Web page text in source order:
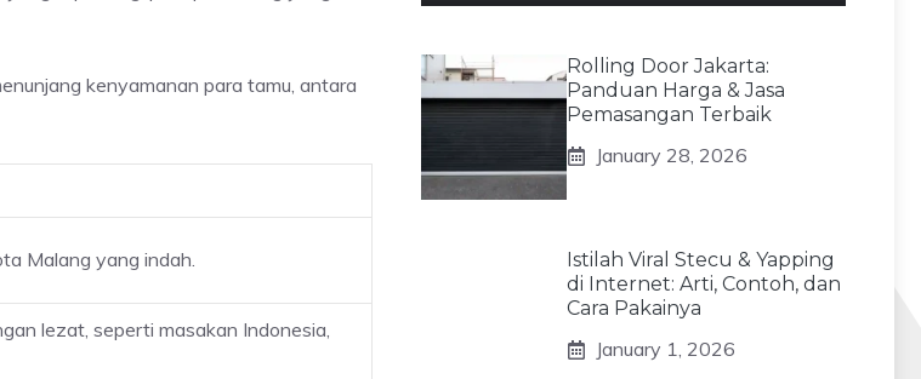
kenyamanan para tamu, antara
Malang yang indah.
lezat, seperti masakan Indonesia,
Rolling Door Jakarta:
Panduan Harga & Jasa
Pemasangan Terbaik
January 28, 2026
Istilah Viral Stecu & Yapping
di Internet: Arti, Contoh, dan
Cara Pakainya
January 1, 2026